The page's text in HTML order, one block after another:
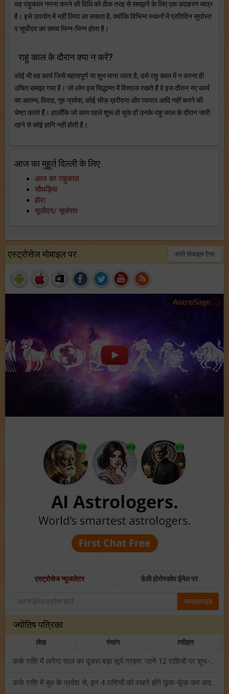
यह राहुकाल गणना करने की विधि को ठीक तरह से समझने के लिए एक उदाहरण मात्र
है। इसे उपयोग में नहीं लिया जा सकता है, क्योंकि विभिन्न स्थानों में प्रतिदिन सूर्यास्त
व सूर्योदय का समय भिन्न-भिन्न होता है।
राहु काल के दौरान क्या न करें?
कोई भी वह कार्य जिसे महत्वपूर्ण या शुभ माना जाता है, उसे राहु काल में न करना ही
उचित समझा गया है। जो लोग इस सिद्धान्त में विश्वास रखते हैं वे इस दौरान नए कार्य
का आरम्भ, विवाह, गृह-प्रवेश, कोई चीज़ ख़रीदना और व्यापार आदि नहीं करने की
चेष्टा करते हैं। हालाँकि जो काम पहले शुरू हो चुके हों उनके राहु काल के दौरान जारी
रहने से कोई हानि नहीं होती है।
आज का मुहूर्त दिल्ली के लिए
आज का राहुकाल
चौघड़िया
होरा
सूर्योदय/ सूर्यास्त
एस्ट्रोसेज मोबाइल पर सभी मोबाइल ऍप्स
एस्ट्रोसेज न्यूजलेटर डेली होरोस्कोप ईमेल पर
सब्सक्राइब
ज्योतिष पत्रिका
लेख पंचांग त्यौहार
कर्क राशि में लगेगा साल का दूसरा बड़ा सूर्य ग्रहण: जानें 12 राशियों पर शुभ-अशुभ प्रभाव!
कर्क राशि में बुध के प्रवेश से, इन 4 राशियों को रखने होंगे फूंक-फूंक कर कदम!